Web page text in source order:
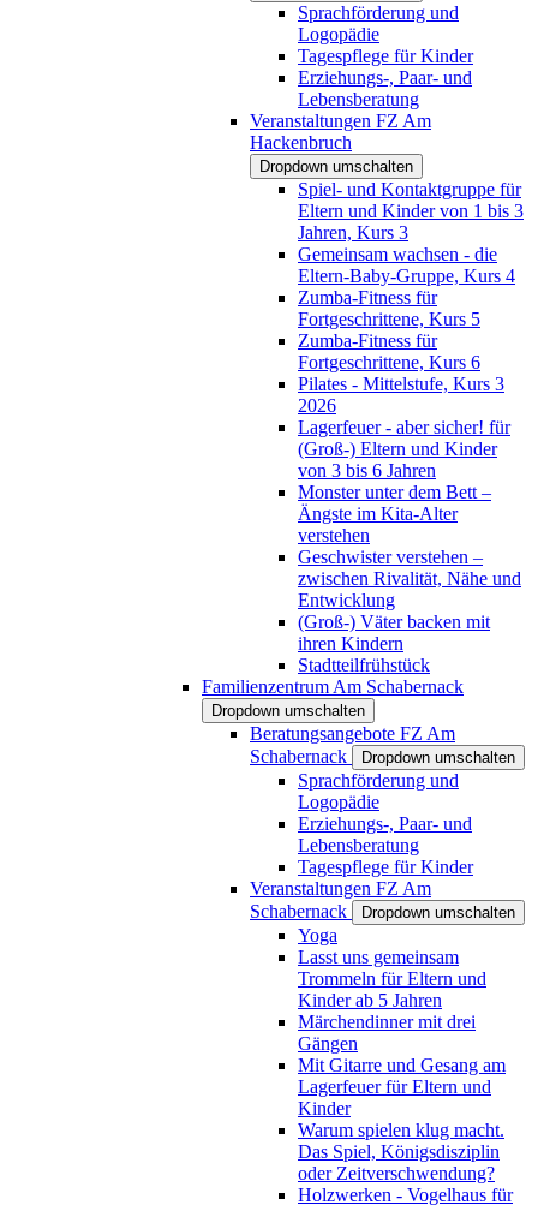
Sprachförderung und
Logopädie
Tagespflege für Kinder
Erziehungs-, Paar- und
Lebensberatung
Veranstaltungen FZ Am
Hackenbruch
Dropdown umschalten
Spiel- und Kontaktgruppe für
Eltern und Kinder von 1 bis 3
Jahren, Kurs 3
Gemeinsam wachsen - die
Eltern-Baby-Gruppe, Kurs 4
Zumba-Fitness für
Fortgeschrittene, Kurs 5
Zumba-Fitness für
Fortgeschrittene, Kurs 6
Pilates - Mittelstufe, Kurs 3
2026
Lagerfeuer - aber sicher! für
(Groß-) Eltern und Kinder
von 3 bis 6 Jahren
Monster unter dem Bett –
Ängste im Kita-Alter
verstehen
Geschwister verstehen –
zwischen Rivalität, Nähe und
Entwicklung
(Groß-) Väter backen mit
ihren Kindern
Stadtteilfrühstück
Familienzentrum Am Schabernack
Dropdown umschalten
Beratungsangebote FZ Am
Schabernack
Dropdown umschalten
Sprachförderung und
Logopädie
Erziehungs-, Paar- und
Lebensberatung
Tagespflege für Kinder
Veranstaltungen FZ Am
Schabernack
Dropdown umschalten
Yoga
Lasst uns gemeinsam
Trommeln für Eltern und
Kinder ab 5 Jahren
Märchendinner mit drei
Gängen
Mit Gitarre und Gesang am
Lagerfeuer für Eltern und
Kinder
Warum spielen klug macht.
Das Spiel, Königsdisziplin
oder Zeitverschwendung?
Holzwerken - Vogelhaus für